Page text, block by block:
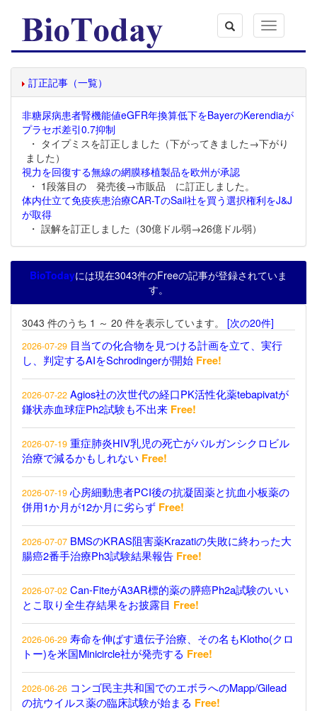
Toggle
navigation
訂正記事（一覧）
非糖尿病患者腎機能値eGFR年換算低下をBayerのKerendiaが
プラセボ差引0.7抑制
・ タイプミスを訂正しました（下がってきました→下がり
ました）
視力を回復する無線の網膜移植製品を欧州が承認
・ 1段落目の 発売後→市販品 に訂正しました。
体内仕立て免疫疾患治療CAR-TのSail社を買う選択権利をJ&J
が取得
・ 誤解を訂正しました（30億ドル弱→26億ドル弱）
BioTodayには現在3043件のFreeの記事が登録されていま
す。
3043 件のうち 1 ～ 20 件を表示しています。 [次の20件]
2026-07-29 目当ての化合物を見つける計画を立て、実行
し、判定するAIをSchrodingerが開始 Free!
2026-07-22 Agios社の次世代の経口PK活性化薬tebapivatが
鎌状赤血球症Ph2試験も不出来 Free!
2026-07-19 重症肺炎HIV乳児の死亡がバルガンシクロビル
治療で減るかもしれない Free!
2026-07-19 心房細動患者PCI後の抗凝固薬と抗血小板薬の
併用1か月が12か月に劣らず Free!
2026-07-07 BMSのKRAS阻害薬Krazatiの失敗に終わった大
腸癌2番手治療Ph3試験結果報告 Free!
2026-07-02 Can-FiteがA3AR標的薬の膵癌Ph2a試験のいい
とこ取り全生存結果をお披露目 Free!
2026-06-29 寿命を伸ばす遺伝子治療、その名もKlotho(クロ
トー)を米国Minicircle社が発売する Free!
2026-06-26 コンゴ民主共和国でのエボラへのMapp/Gilead
の抗ウイルス薬の臨床試験が始まる Free!